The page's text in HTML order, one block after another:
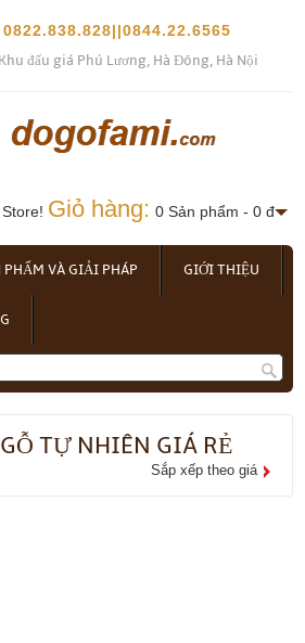
0822.838.828||0844.22.6565
đấu giá Phú Lương, Hà Đông, Hà Nội
Giỏ hàng: 0 Sản phẩm - 0 đ
PHẨM VÀ GIẢI PHÁP GIỚI THIỆU
TỰ NHIÊN GIÁ RẺ
Sắp xếp theo giá